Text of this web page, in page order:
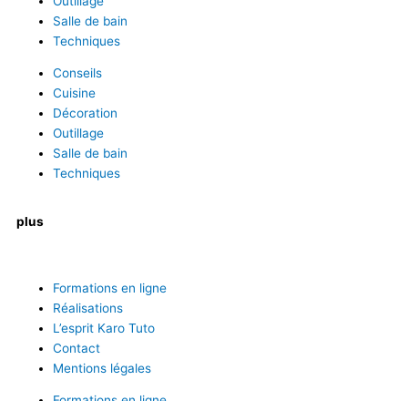
Salle de bain
Techniques
Conseils
Cuisine
Décoration
Outillage
Salle de bain
Techniques
plus
Formations en ligne
Réalisations
L’esprit Karo Tuto
Contact
Mentions légales